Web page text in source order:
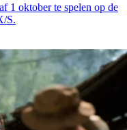
1 oktober te spelen op de
S.